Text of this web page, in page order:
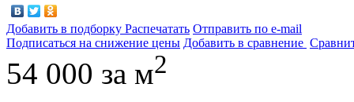
Добавить в подборку Распечатать Отправить по e-mail
Подписаться на снижение цены Добавить в сравнение
54 000 за м2